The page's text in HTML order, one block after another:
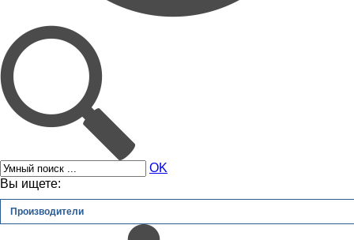
OK
Вы ищете:
Производители